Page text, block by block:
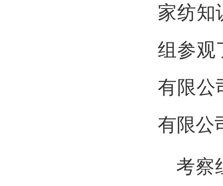
家纺知
组参观
有限公
有限公
考察